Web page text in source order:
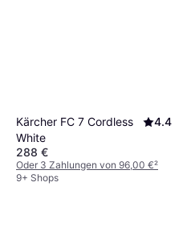
Kärcher FC 7 Cordless
White
4.4
288 €
Oder 3 Zahlungen von 96,00 €²
9+ Shops